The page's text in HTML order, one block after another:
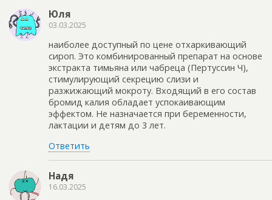
Юля
03.03.2025
наиболее доступный по цене отхаркивающий
сироп. Это комбинированный препарат на основе
экстракта тимьяна или чабреца (Пертуссин Ч),
стимулирующий секрецию слизи и
разжижающий мокроту. Входящий в его состав
бромид калия обладает успокаивающим
эффектом. Не назначается при беременности,
лактации и детям до 3 лет.
Ответить
Надя
16.03.2025